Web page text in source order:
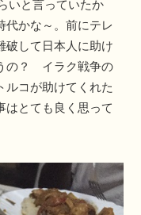
いと言っていたか
代かな～。前にテレ
破して日本人に助け
の？ イラク戦争の
ルコが助けてくれた
はとても良く思って